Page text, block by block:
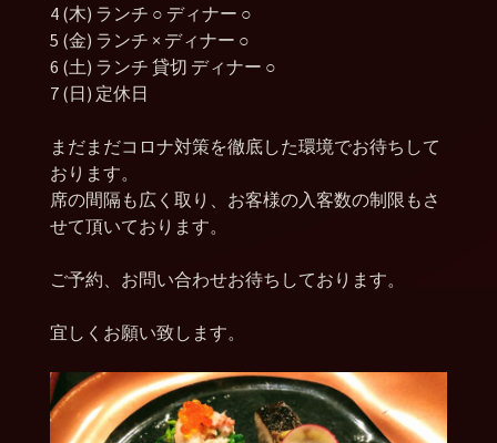
4 (木) ランチ ○ ディナー ○
5 (金) ランチ × ディナー ○
6 (土) ランチ 貸切 ディナー ○
7 (日) 定休日
まだまだコロナ対策を徹底した環境でお待ちして
おります。
席の間隔も広く取り、お客様の入客数の制限もさ
せて頂いております。
ご予約、お問い合わせお待ちしております。
宜しくお願い致します。